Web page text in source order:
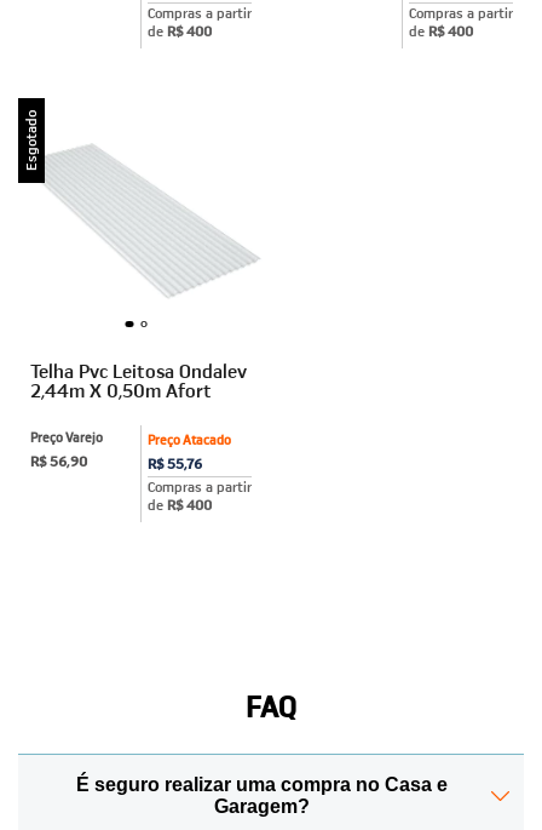
Compras a partir
de R$ 400
Compras a partir
de R$ 400
Esgotado
Telha Pvc Leitosa Ondalev
2,44m X 0,50m Afort
Preço Atacado
R$ 55,76
Compras a partir
de R$ 400
Preço Varejo
R$ 56,90
FAQ
É seguro realizar uma compra no Casa e
Garagem?